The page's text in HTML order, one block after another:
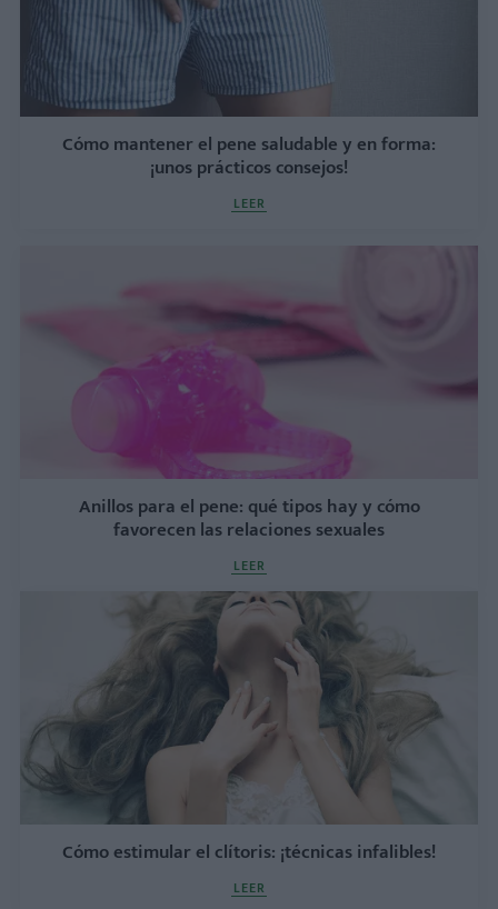
Cómo mantener el pene saludable y en forma:
¡unos prácticos consejos!
LEER
Anillos para el pene: qué tipos hay y cómo
favorecen las relaciones sexuales
LEER
Cómo estimular el clítoris: ¡técnicas infalibles!
LEER